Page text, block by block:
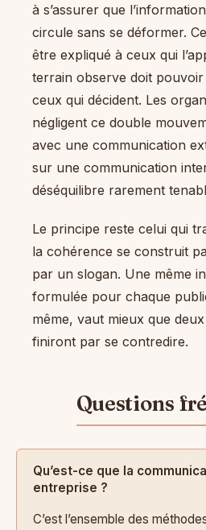
à s’assurer que
circule sans se déformer.
être expliqué à ceux qui
terrain observe doit pouvoir
ceux qui décident. Les
négligent ce double
avec une communication
sur une communication
déséquilibre rarement
Le principe reste celui qui
la cohérence se construit
par un slogan. Une même
formulée pour chaque
même, vaut mieux que
finiront par se contredire.
Qu’est-ce que la
entreprise ?
C’est l’ensemble des